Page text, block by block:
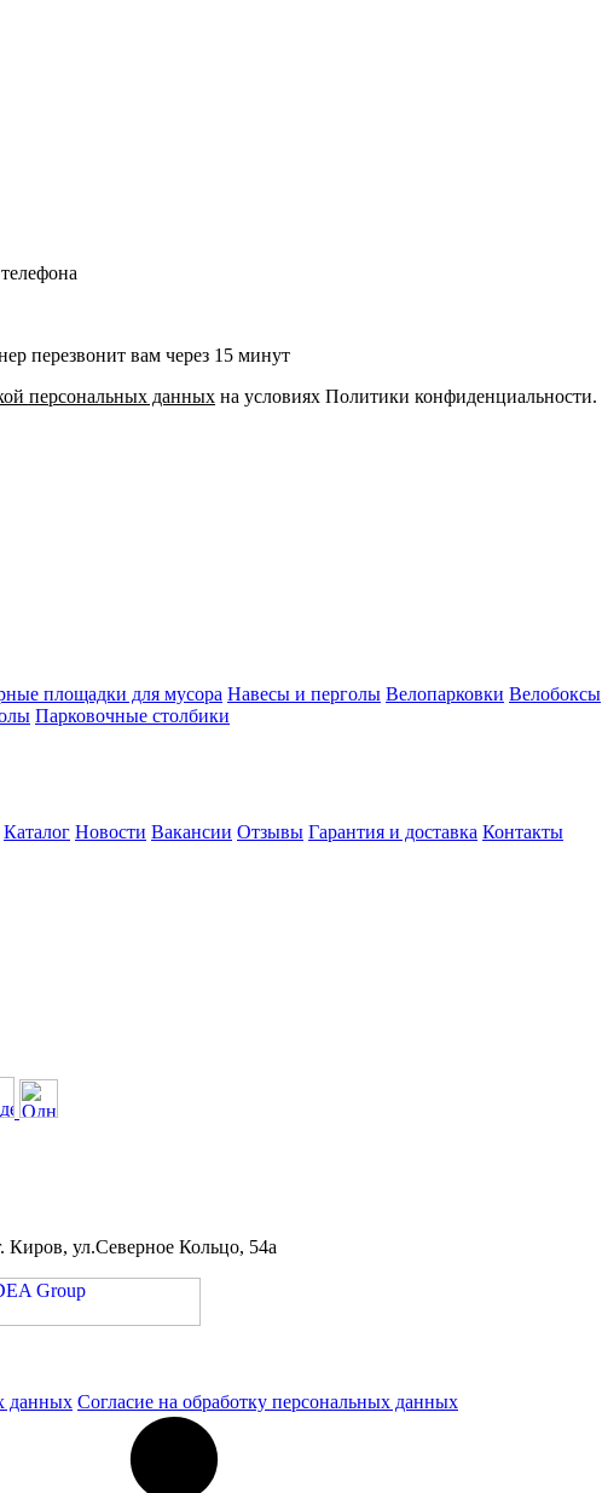
перезвонит вам через 15 минут
персональных данных на условиях Политики конфиденциальности.
площадки для мусора Навесы и перголы Велопарковки Велобоксы
Парковочные столбики
Каталог Новости Вакансии Отзывы Гарантия и доставка Контакты
Киров, ул.Северное Кольцо, 54а
данных Согласие на обработку персональных данных